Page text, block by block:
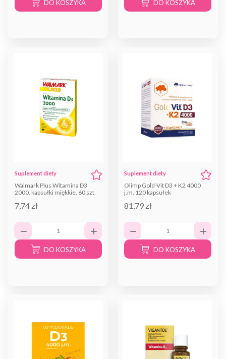
DO KOSZYKA DO KOSZYKA
Suplement diety
Walmark Plus Witamina D3
2000, kapsułki miękkie, 60 szt.
7,74 zł
DO KOSZYKA
Suplement diety
Olimp Gold-Vit D3 + K2 4000
j.m. 120 kapsułek
81,79 zł
DO KOSZYKA